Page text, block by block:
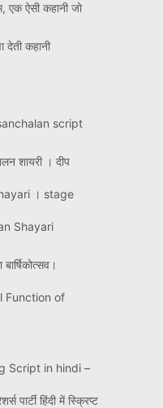
एक ऐसी कहानी जो
देती कहानी
script
शायरी । दीप
। stage
Shayari
Function of
Script in hindi –
पार्टी हिंदी में स्क्रिप्ट